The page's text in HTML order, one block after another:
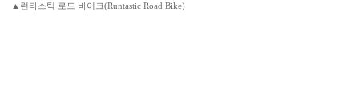
▲런타스틱 로드 바이크(Runtastic Road Bike)